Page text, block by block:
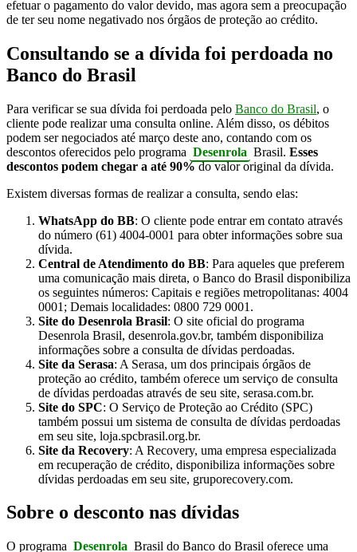
efetuar o pagamento do valor devido, mas agora sem a preocupação
de ter seu nome negativado nos órgãos de proteção ao crédito.
Consultando se a dívida foi perdoada no
Banco do Brasil
Para verificar se sua dívida foi perdoada pelo Banco do Brasil, o
cliente pode realizar uma consulta online. Além disso, os débitos
podem ser negociados até março deste ano, contando com os
descontos oferecidos pelo programa Desenrola Brasil. Esses
descontos podem chegar a até 90%do valor original da dívida.
Existem diversas formas de realizar a consulta, sendo elas:
WhatsApp do BB: O cliente pode entrar em contato através
do número (61) 4004-0001 para obter informações sobre sua
dívida.
Central de Atendimento do BB: Para aqueles que preferem
uma comunicação mais direta, o Banco do Brasil disponibiliza
os seguintes números: Capitais e regiões metropolitanas: 4004
0001; Demais localidades: 0800 729 0001.
Site do Desenrola Brasil: O site oficial do programa
Desenrola Brasil, desenrola.gov.br, também disponibiliza
informações sobre a consulta de dívidas perdoadas.
Site da Serasa: A Serasa, um dos principais órgãos de
proteção ao crédito, também oferece um serviço de consulta
de dívidas perdoadas através de seu site, serasa.com.br.
Site do SPC: O Serviço de Proteção ao Crédito (SPC)
também possui um sistema de consulta de dívidas perdoadas
em seu site, loja.spcbrasil.org.br.
Site da Recovery: A Recovery, uma empresa especializada
em recuperação de crédito, disponibiliza informações sobre
dívidas perdoadas em seu site, gruporecovery.com.
Sobre o desconto nas dívidas
O programa Desenrola Brasil do Banco do Brasil oferece uma